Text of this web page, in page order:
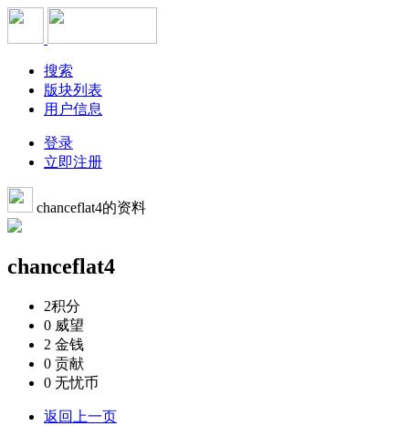
搜索
版块列表
用户信息
登录
立即注册
chanceflat4的资料
chanceflat4
2积分
0 威望
2 金钱
0 贡献
0 无忧币
返回上一页